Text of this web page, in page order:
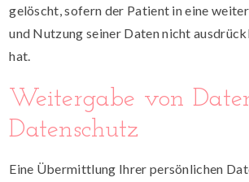
gelöscht, sofern der Patient in eine
und Nutzung seiner Daten nicht
hat.
Weitergabe von
Datenschutz
Eine Übermittlung Ihrer persönlichen